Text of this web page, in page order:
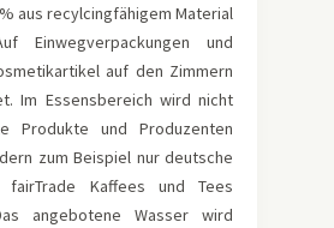
aus recylcingfähigem Material
Einwegverpackungen und
auf den Zimmern
Im Essensbereich wird nicht
Produkte und Produzenten
zum Beispiel nur deutsche
fairTrade Kaffees und Tees
angebotene Wasser wird